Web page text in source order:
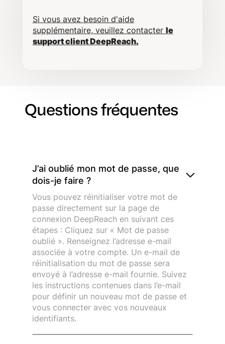
Si vous avez besoin d'aide
supplémentaire, veuillez contacter le
support client DeepReach.
Questions fréquentes
J’ai oublié mon mot de passe, que
dois-je faire ?
Vous pouvez réinitialiser votre mot de
passe directement sur la page de
connexion DeepReach en suivant ces
étapes : Cliquez sur « Mot de passe
oublié ». Renseignez l’adresse e-mail
associée à votre compte. Un e-mail de
réinitialisation du mot de passe sera
envoyé à l’adresse e-mail fournie. Suivez
les instructions contenues dans l’e-mail
pour définir un nouveau mot de passe et
vous connecter avec vos nouveaux
identifiants.